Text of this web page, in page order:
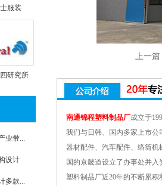
服装
研究所
业带...
设计
多款...
上一篇
南通锦程塑料制品厂成立于
我们与日韩、国内多家上市
器材配件、汽车配件、络筒
国的京畿道设立了办事处并
塑料制品厂近20年的不断累